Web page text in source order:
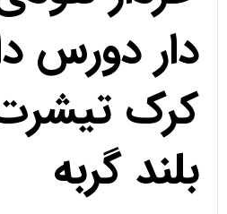
دار دورس
کرک
بلند گربه